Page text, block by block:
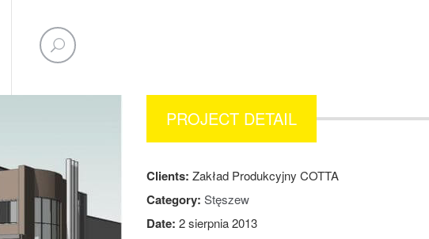
PROJECT DETAIL
Clients: Zakład Produkcyjny COTTA
Category: Stęszew
Date: 2 sierpnia 2013